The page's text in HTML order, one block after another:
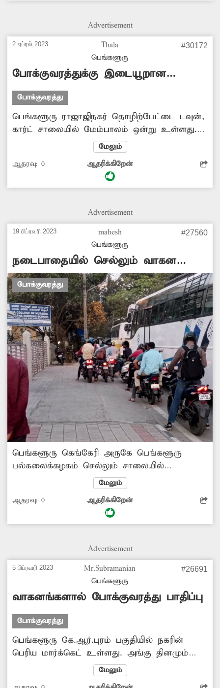
சாலையில் ஆபத்தான முறையில் இறங்கி
சம்பந்தப்பட்ட அதிகாரிகள் நடைபாதையில்
வாகனங்கள் நிறுத்துவதை தடுக்க வேண்டும்.
Advertisement
2 ஏப்ரல் 2023
Thala
பெங்களூரு
#30172
போக்குவரத்துக்கு இடையூறான
வாகனங்கள்
போக்குவரத்து
பெங்களூரு ராஜாஜிநகர் தொழிற்பேட்டை டவுன்,
கார்ட் சாலையில் மேம்பாலம் ஒன்று உள்ளது.
இந்த மேம்பாலத்தின் கீழ் டிராக்டர் உள்ளிட்ட
வாகனங்கள் நிறுத்தப்பட்டுள்ளன. கடந்த 2
மாதங்களாக அவை அங்கேயே நிற்பதால் அந்த
பகுதியில் போக்குவரத்து பாதிப்பு ஏற்படுகிறது.
டிராக்டர் உள்ளிட்ட வாகனங்களை அங்கிருந்து
மேலும்
ஆதரவு: 0 ஆதரிக்கிறேன்
Advertisement
19 பிப்ரவரி 2023
mahesh
பெங்களூரு
#27560
நடைபாதையில் செல்லும் வாகன
ஓட்டிகள்
போக்குவரத்து
பெங்களூரு கெங்கேரி அருகே பெங்களூரு
பல்கலைக்கழகம் செல்லும் சாலையில்
நடைபாதை ஒன்று உள்ளது. இந்த நடைபாதை
வழியாக இருசக்கர வாகன ஓட்டிகள் தங்கள்
வாகனங்களை ஓட்டுகின்றனர். இதனால்
பாதசாரிகளால் நடைபாதையை பயன்படுத்த
நடைபாதையில் வாகனங்கள் இயக்கப்படுவதை
மேலும்
ஆதரவு: 0 ஆதரிக்கிறேன்
Advertisement
5 பிப்ரவரி 2023
Mr.Subramanian
பெங்களூரு
#26691
வாகனங்களால் போக்குவரத்து பாதிப்பு
போக்குவரத்து
பெங்களூரு கே.ஆர்.புரம் பகுதியில் நகரின்
பெரிய மார்க்கெட் உள்ளது. அங்கு தினமும்
500-க்கும் மேற்பட்டோர் வந்து செல்கின்றனர்.
அவ்வாறு வருபவர்கள் தங்கள் வாகனங்களை
மேலும்